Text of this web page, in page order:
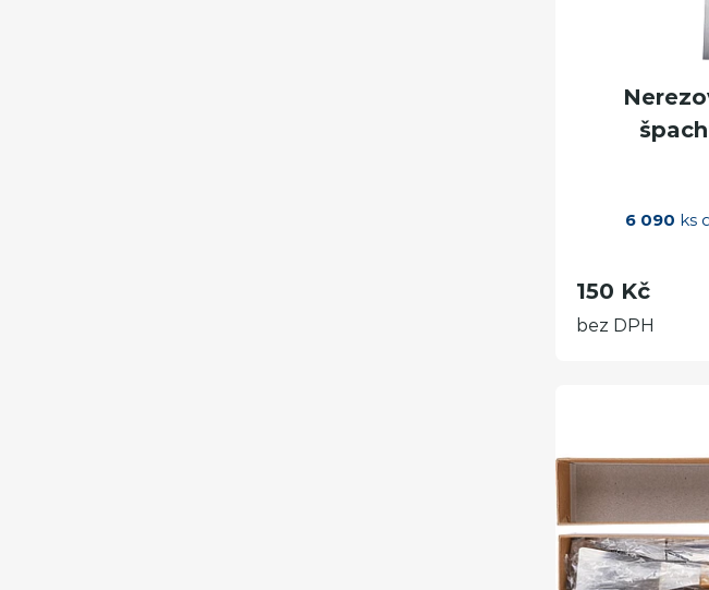
6 090 ks
150 Kč
bez DPH